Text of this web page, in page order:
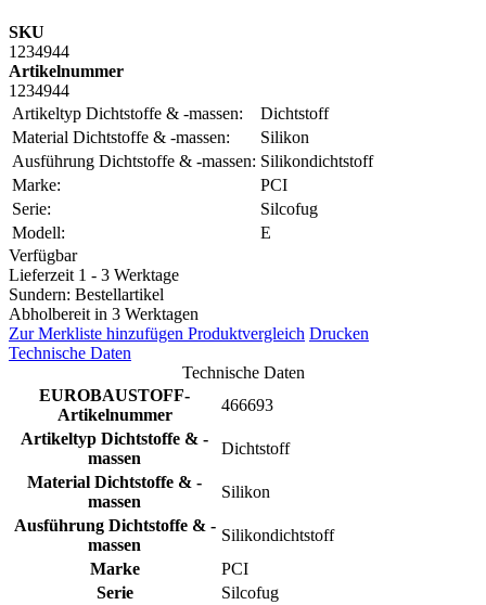
SKU
1234944
Artikelnummer
1234944
Artikeltyp Dichtstoffe & -massen:
Dichtstoff
Material Dichtstoffe & -massen:
Silikon
Ausführung Dichtstoffe & -massen: Silikondichtstoff
Marke:
PCI
Serie:
Silcofug
Modell:
E
Verfügbar
Lieferzeit 1 - 3 Werktage
Sundern: Bestellartikel
Abholbereit in 3 Werktagen
Zur Merkliste hinzufügen Produktvergleich Drucken
Technische Daten
Technische Daten
EUROBAUSTOFF-
Artikelnummer
466693
Artikeltyp Dichtstoffe & -
massen
Dichtstoff
Material Dichtstoffe & -
massen
Silikon
Ausführung Dichtstoffe & -
massen
Silikondichtstoff
Marke
PCI
Serie
Silcofug